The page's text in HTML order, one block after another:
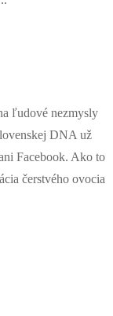
ľudové nezmysly
DNA už
Facebook. Ako to
čerstvého ovocia